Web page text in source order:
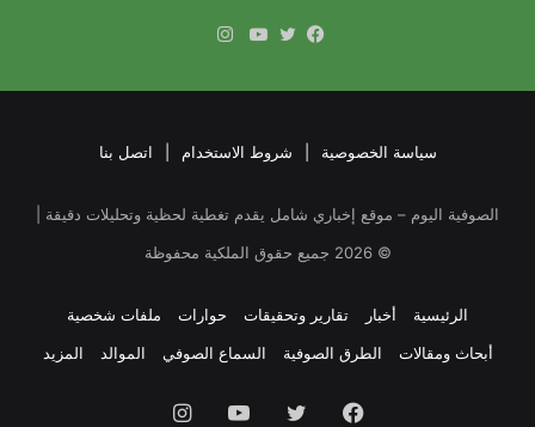
سياسة الخصوصية شروط الاستخدام اتصل بنا
الصوفية اليوم – موقع إخباري شامل يقدم تغطية لحظية وتحليلات دقيقة |
©
2026 جميع حقوق الملكية محفوظة
الرئيسية أخبار تقارير وتحقيقات حوارات
ملفات شخصية
أبحاث ومقالات
الطرق الصوفية السماع الصوفي الموالد المزيد
فيسبوك تويتر يوتيوب